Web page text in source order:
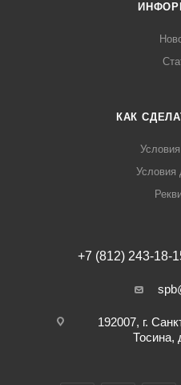
КАК
Условия
+7 (812) 243-18-
192007, г.
Тосина,